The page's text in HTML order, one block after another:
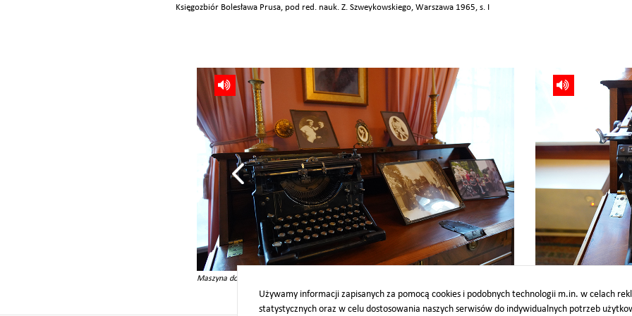
Księgozbiór Bolesława Prusa, pod red. nauk. Z. Szweykowskiego, Warszawa 1965, s. I
Maszyna do pisania firmy Underwood, 1899–1915, MZK/V/281 Maszyna do pisania firmy
Używamy informacji zapisanych za pomocą cookies i podobnych technologii m.in. w celach
statystycznych oraz w celu dostosowania naszych serwisów do indywidualnych potrzeb